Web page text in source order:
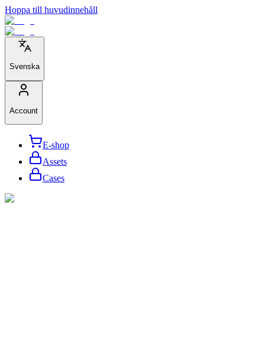
Hoppa till huvudinnehåll
Svenska
Account
E-shop
Assets
Cases